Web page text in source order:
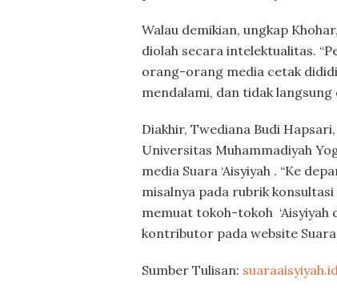
Walau demikian, ungkap
diolah secara intelektualitas.
orang-orang media cetak
mendalami, dan tidak langsung
Diakhir, Twediana Budi
Universitas Muhammadiyah
media Suara ‘Aisyiyah . “Ke
misalnya pada rubrik
memuat tokoh-tokoh ‘Aisyiyah
kontributor pada website Suara
Sumber Tulisan: suaraaisyiyah.id